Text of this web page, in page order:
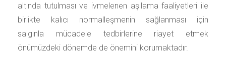
altında tutulması ve ivmelenen aşılama faaliyetleri ile
birlikte kalıcı normalleşmenin sağlanması için
salgınla mücadele tedbirlerine riayet etmek
önümüzdeki dönemde de önemini korumaktadır.